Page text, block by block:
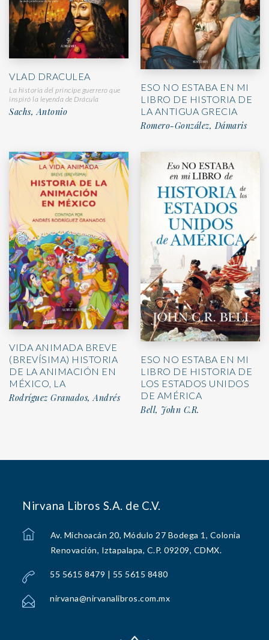
VLAD DRACULEA
La historia del príncipe guerrero que
inspiró la leyenda de Drácula
Sachs, Antonio
ESO NO ESTABA EN MI
LIBRO DE HISTORIA DE
LA ANTIGUA GRECIA
Romero-González, Dámaris
VIDA ANIMADA BREVE
(BREVÍSIMA) HISTORIA
DE LA ANIMACIÓN EN
MÉXICO, LA
Rodríguez Granados, Andrés
ESO NO ESTABA EN MI
LIBRO DE HISTORIA DE
LOS ESTADOS UNIDOS
DE AMÉRICA
Bell, John C.R.
Nirvana Libros S.A. de C.V.
Av. Michoacán 20, Módulo 27 Bodega 1, Colonia
Renovación, Iztapalapa, C.P. 09209, CDMX.
55 5615 8479 | 55 5615 8480
nirvana@nirvanalibros.com.mx